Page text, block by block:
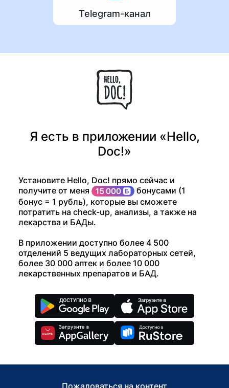
Telegram-канал
Я есть в приложении «Hello,
Doc!»
Установите Hello, Doc! прямо сейчас и
получите от меня
бонусами (1
бонус = 1 рубль), которые вы сможете
потратить на check-up, анализы, а также на
лекарства и БАДы.
В приложении доступно более 4 500
отделений 5 ведущих лабораторных сетей,
более 30 000 аптек и более 10 000
лекарственных препаратов и БАД.